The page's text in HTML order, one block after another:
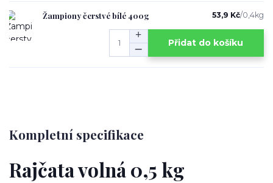
Žampiony čerstvé bílé 400g 53,9 Kč/0,4kg
Přidat do košíku
Kompletní specifikace
Rajčata volná 0,5 kg